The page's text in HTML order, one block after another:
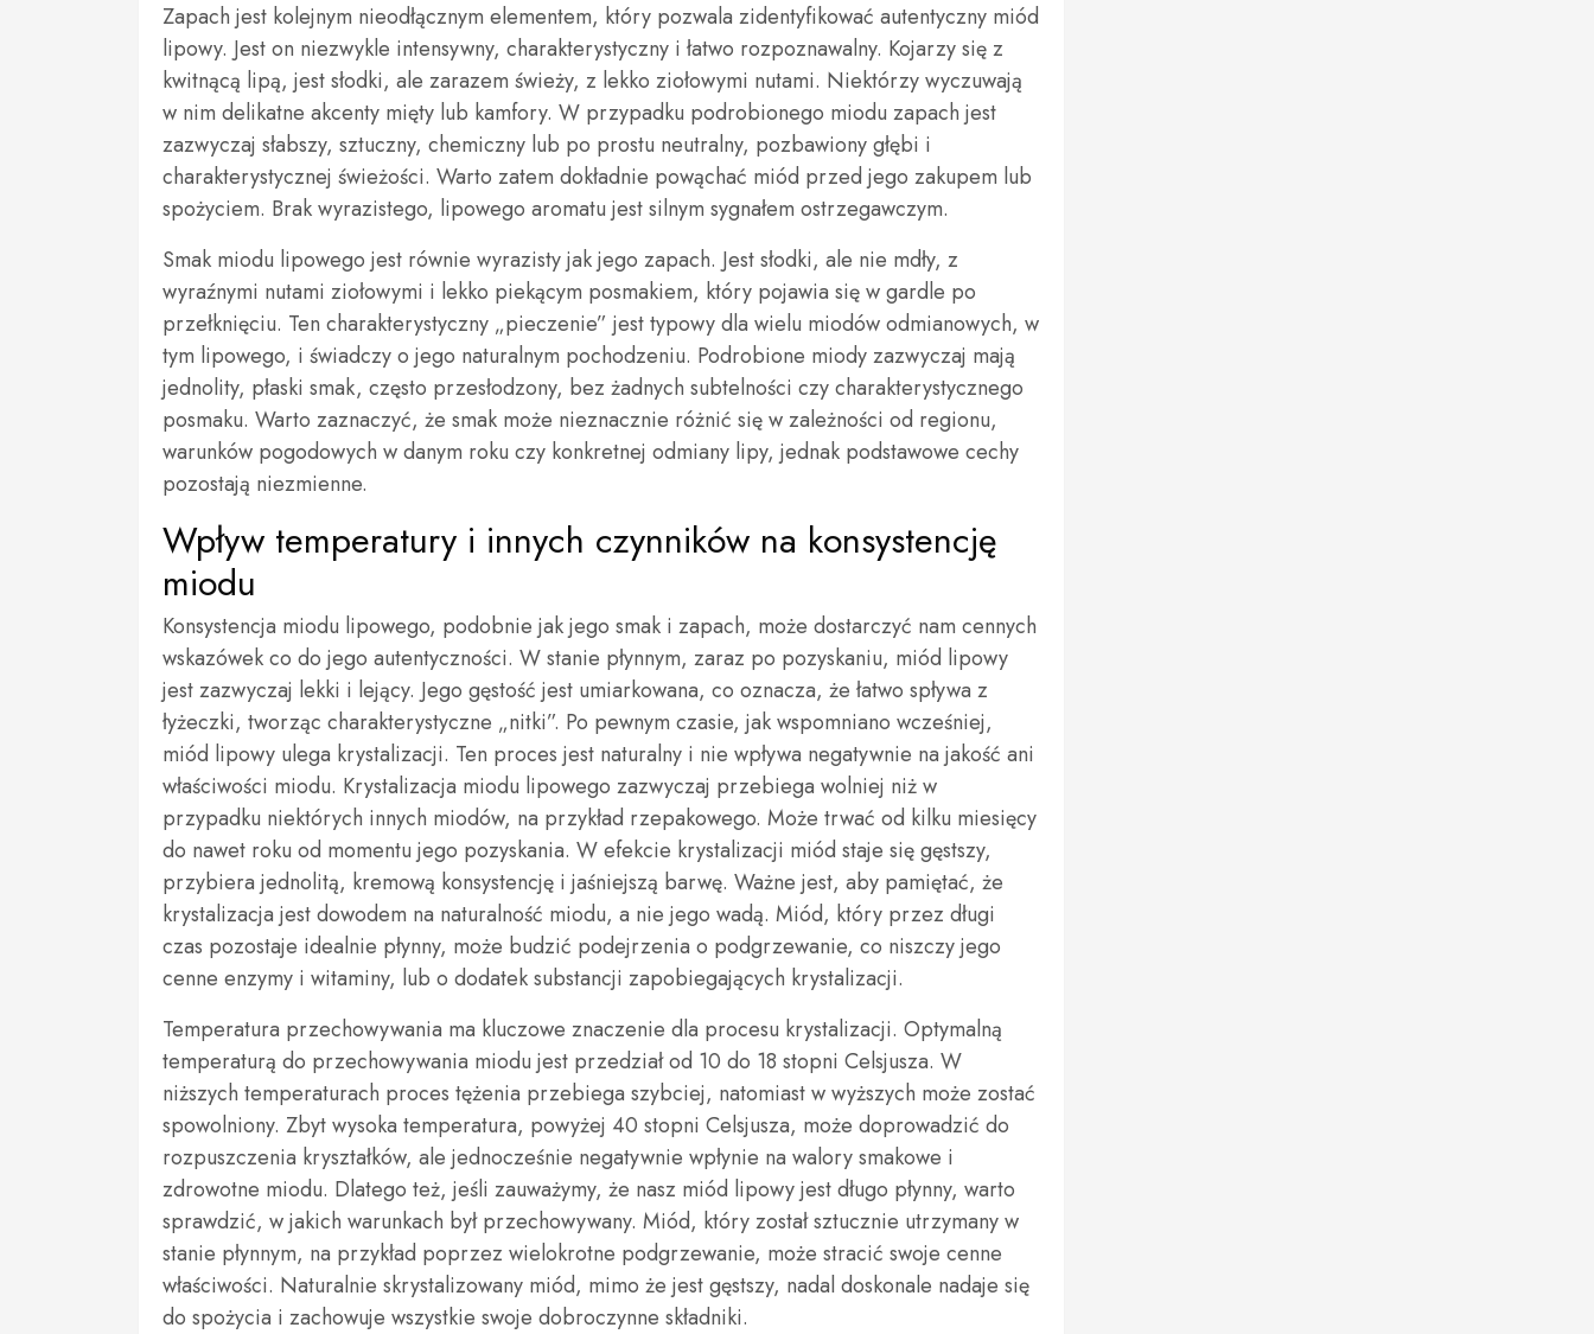
Zapach jest kolejnym nieodłącznym elementem, który pozwala zidentyfikować autentyczny miód
lipowy. Jest on niezwykle intensywny, charakterystyczny i łatwo rozpoznawalny. Kojarzy się z
kwitnącą lipą, jest słodki, ale zarazem świeży, z lekko ziołowymi nutami. Niektórzy wyczuwają
w nim delikatne akcenty mięty lub kamfory. W przypadku podrobionego miodu zapach jest
zazwyczaj słabszy, sztuczny, chemiczny lub po prostu neutralny, pozbawiony głębi i
charakterystycznej świeżości. Warto zatem dokładnie powąchać miód przed jego zakupem lub
spożyciem. Brak wyrazistego, lipowego aromatu jest silnym sygnałem ostrzegawczym.
Smak miodu lipowego jest równie wyrazisty jak jego zapach. Jest słodki, ale nie mdły, z
wyraźnymi nutami ziołowymi i lekko piekącym posmakiem, który pojawia się w gardle po
przełknięciu. Ten charakterystyczny „pieczenie” jest typowy dla wielu miodów odmianowych, w
tym lipowego, i świadczy o jego naturalnym pochodzeniu. Podrobione miody zazwyczaj mają
jednolity, płaski smak, często przesłodzony, bez żadnych subtelności czy charakterystycznego
posmaku. Warto zaznaczyć, że smak może nieznacznie różnić się w zależności od regionu,
warunków pogodowych w danym roku czy konkretnej odmiany lipy, jednak podstawowe cechy
pozostają niezmienne.
Wpływ temperatury i innych czynników na konsystencję
miodu
Konsystencja miodu lipowego, podobnie jak jego smak i zapach, może dostarczyć nam cennych
wskazówek co do jego autentyczności. W stanie płynnym, zaraz po pozyskaniu, miód lipowy
jest zazwyczaj lekki i lejący. Jego gęstość jest umiarkowana, co oznacza, że łatwo spływa z
łyżeczki, tworząc charakterystyczne „nitki”. Po pewnym czasie, jak wspomniano wcześniej,
miód lipowy ulega krystalizacji. Ten proces jest naturalny i nie wpływa negatywnie na jakość ani
właściwości miodu. Krystalizacja miodu lipowego zazwyczaj przebiega wolniej niż w
przypadku niektórych innych miodów, na przykład rzepakowego. Może trwać od kilku miesięcy
do nawet roku od momentu jego pozyskania. W efekcie krystalizacji miód staje się gęstszy,
przybiera jednolitą, kremową konsystencję i jaśniejszą barwę. Ważne jest, aby pamiętać, że
krystalizacja jest dowodem na naturalność miodu, a nie jego wadą. Miód, który przez długi
czas pozostaje idealnie płynny, może budzić podejrzenia o podgrzewanie, co niszczy jego
cenne enzymy i witaminy, lub o dodatek substancji zapobiegających krystalizacji.
Temperatura przechowywania ma kluczowe znaczenie dla procesu krystalizacji. Optymalną
temperaturą do przechowywania miodu jest przedział od 10 do 18 stopni Celsjusza. W
niższych temperaturach proces tężenia przebiega szybciej, natomiast w wyższych może zostać
spowolniony. Zbyt wysoka temperatura, powyżej 40 stopni Celsjusza, może doprowadzić do
rozpuszczenia kryształków, ale jednocześnie negatywnie wpłynie na walory smakowe i
zdrowotne miodu. Dlatego też, jeśli zauważymy, że nasz miód lipowy jest długo płynny, warto
sprawdzić, w jakich warunkach był przechowywany. Miód, który został sztucznie utrzymany w
stanie płynnym, na przykład poprzez wielokrotne podgrzewanie, może stracić swoje cenne
właściwości. Naturalnie skrystalizowany miód, mimo że jest gęstszy, nadal doskonale nadaje się
do spożycia i zachowuje wszystkie swoje dobroczynne składniki.